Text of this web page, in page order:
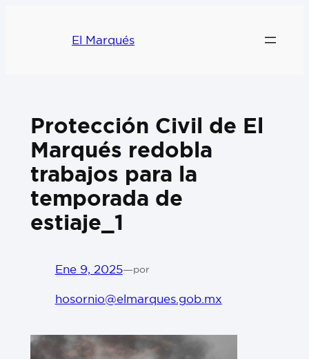
El Marqués
Protección Civil de El
Marqués redobla
trabajos para la
temporada de
estiaje_1
Ene 9, 2025—por
hosornio@elmarques.gob.mx